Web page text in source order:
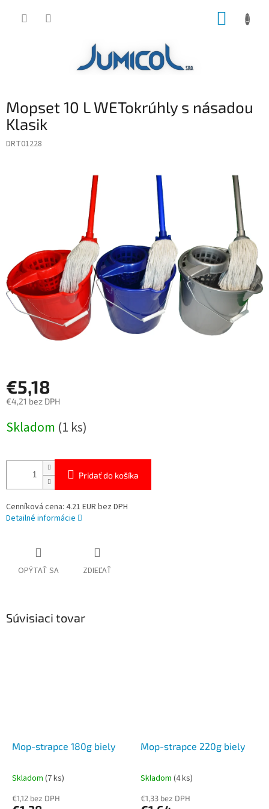
Mopset 10 L WETokrúhly s násadou
Klasik
DRT01228
€5,18
€4,21 bez DPH
cena:
Skladom (1 ks)
Pridať do košíka
Cenníková cena: 4.21 EUR bez DPH
Detailné informácie
OPÝTAŤ SA ZDIEĽAŤ
Súvisiaci tovar
Mop-strapce 180g biely
Skladom (7 ks)
€1,12 bez DPH
Mop-strapce 220g biely
Skladom (4 ks)
€1,33 bez DPH